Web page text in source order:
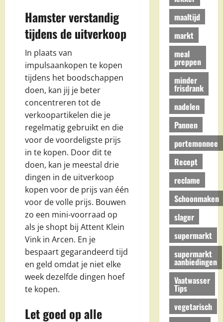
Hamster verstandig
tijdens de uitverkoop
In plaats van
impulsaankopen te kopen
tijdens het boodschappen
doen, kan jij je beter
concentreren tot de
verkoopartikelen die je
regelmatig gebruikt en die
voor de voordeligste prijs
in te kopen. Door dit te
doen, kan je meestal drie
dingen in de uitverkoop
kopen voor de prijs van één
voor de volle prijs. Bouwen
zo een mini-voorraad op
als je shopt bij Attent Klein
Vink in Arcen. En je
bespaart gegarandeerd tijd
en geld omdat je niet elke
week dezelfde dingen hoef
te kopen.
Let goed op alle
maaltijd
markt
meal
preppen
minder
frisdrank
nadelen
Pannen
portemonnee
Recept
reclame
Schoonmaken
slager
supermarkt
supermarkt
aanbiedingen
Vaatwasser
Tips
vegetarisch